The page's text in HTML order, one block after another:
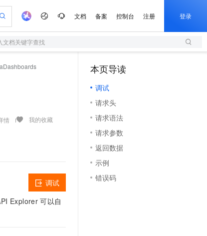
文档 备案 控制台 注册 登录
文档关键字查找
情 我的收藏
Explorer 可以自
调试
本页导读
调试
请求头
请求语法
请求参数
返回数据
示例
错误码
百炼
节丰富
语音识别与合成
Qwen3-TTS-Flash
全托管，含MySQL、PostgreSQL、SQL Server、MariaDB多引擎
100%兼容MySQL、PostgreSQL，兼容Oracle，支持集中和分布式
轻量应用服务器
数字证书管理服务（原SSL证书）
实现全站HTTPS，呈现可信的WEB访问
短信服务
大数据开发治理平台 DataWorks
器，轻松开启游戏
以可视化方式快速构建移动和 PC 门户网站
Agency Agents：拥有专属领域专家
HappyHorse 打造一站式影视创作平台
漫剧工坊：一站式动画创作平台
快速生产连贯的高质量长漫剧
10 分钟搭建微信、支付宝小程序
高效部署网站，快速应用到小程序
一键激活电商全链路生产力
落地极速上线
AI 活动
AI 生产力先锋
先锋实践拓展 AI 生产力的边界
飞天发布时刻
所见，即是所愿
AI 实训营
从基础到进阶，Agent 创客手把手教你
创新加速
阿里云 OPC 创新助力计划
Token 补贴，五大权
益加速 OPC 成功
专业服务
公司注册
上云迁移
代维服务
服务伙伴合作计划
Al MaaS 服务伙伴赋能合作
伙伴信用分合作计划
更多支持
合作伙伴培训与认证
查询合作伙伴
登录合作伙伴管理后台
开发者社区
镜像站
我要反馈
我要建议
加入我们
校园招聘